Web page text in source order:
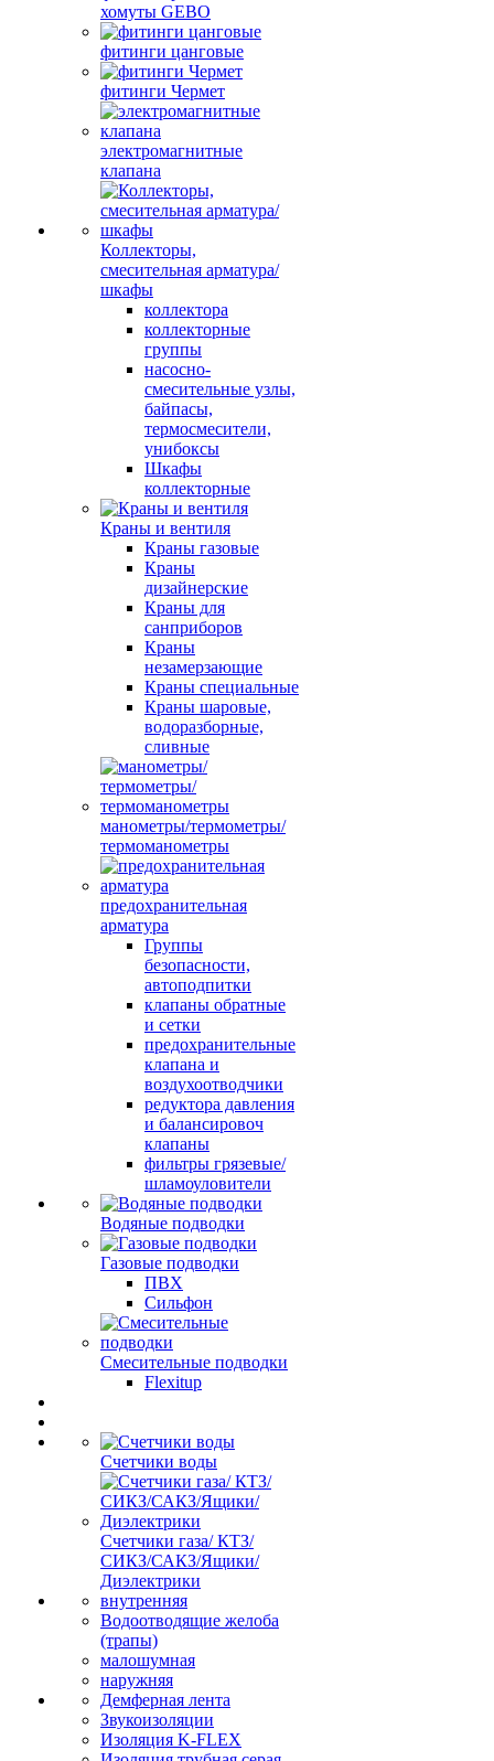
хомуты GEBO
фитинги цанговые
фитинги Чермет
электромагнитные
клапана
Коллекторы,
смесительная арматура/
шкафы
коллектора
коллекторные
группы
насосно-
смесительные узлы,
байпасы,
термосмесители,
унибоксы
Шкафы
коллекторные
Краны и вентиля
Краны газовые
Краны
дизайнерские
Краны для
санприборов
Краны
незамерзающие
Краны специальные
Краны шаровые,
водоразборные,
сливные
манометры/термометры/
термоманометры
предохранительная
арматура
Группы
безопасности,
автоподпитки
клапаны обратные
и сетки
предохранительные
клапана и
воздухоотводчики
редуктора давления
и балансировоч
клапаны
фильтры грязевые/
шламоуловители
Водяные подводки
Газовые подводки
ПВХ
Сильфон
Смесительные подводки
Flexitup
Счетчики воды
Счетчики газа/ КТЗ/
СИКЗ/САКЗ/Ящики/
Диэлектрики
внутренняя
Водоотводящие желоба
(трапы)
малошумная
наружняя
Демферная лента
Звукоизоляции
Изоляция K-FLEX